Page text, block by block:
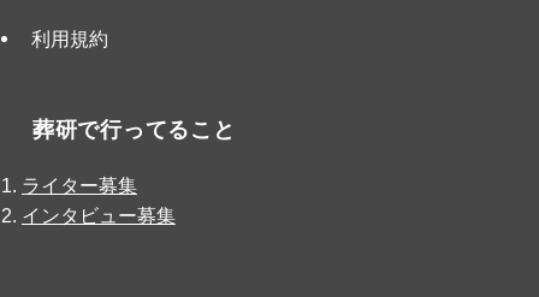
利用規約
葬研で行ってること
ライター募集
インタビュー募集